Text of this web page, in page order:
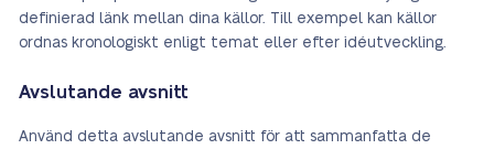
definierad länk mellan dina källor. Till exempel kan källor
ordnas kronologiskt enligt temat eller efter idéutveckling.
Avslutande avsnitt
Använd detta avslutande avsnitt för att sammanfatta de